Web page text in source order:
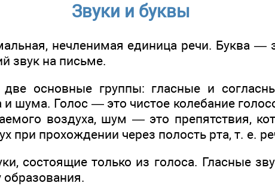
Звуки и буквы
нечленимая единица речи. Буква —
звук на письме.
две основные группы: гласные и
и шума. Голос — это чистое колебание
воздуха, шум — это препятствия,
при прохождении через полость рта, т. е.
состоящие только из голоса. Гласные
образования.